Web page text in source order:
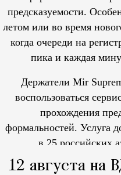
предсказуемости.
летом или во время
когда очереди на
пика и каждая
Держатели Mir
воспользоваться
прохождения
формальностей. Услуга
в 25 российских
12 августа на